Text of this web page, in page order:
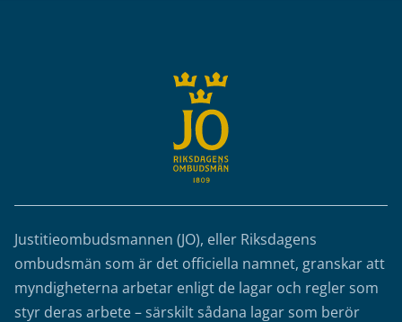
Justitieombudsmannen (JO), eller Riksdagens
ombudsmän som är det officiella namnet, granskar att
myndigheterna arbetar enligt de lagar och regler som
styr deras arbete – särskilt sådana lagar som berör